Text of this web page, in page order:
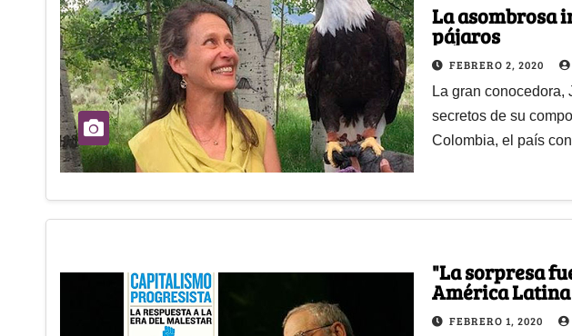
La asombrosa
pájaros
FEBRERO 2, 2020
La gran conocedora,
secretos de su
Colombia, el país
"La sorpresa
América
manifestarse"
FEBRERO 1, 2020